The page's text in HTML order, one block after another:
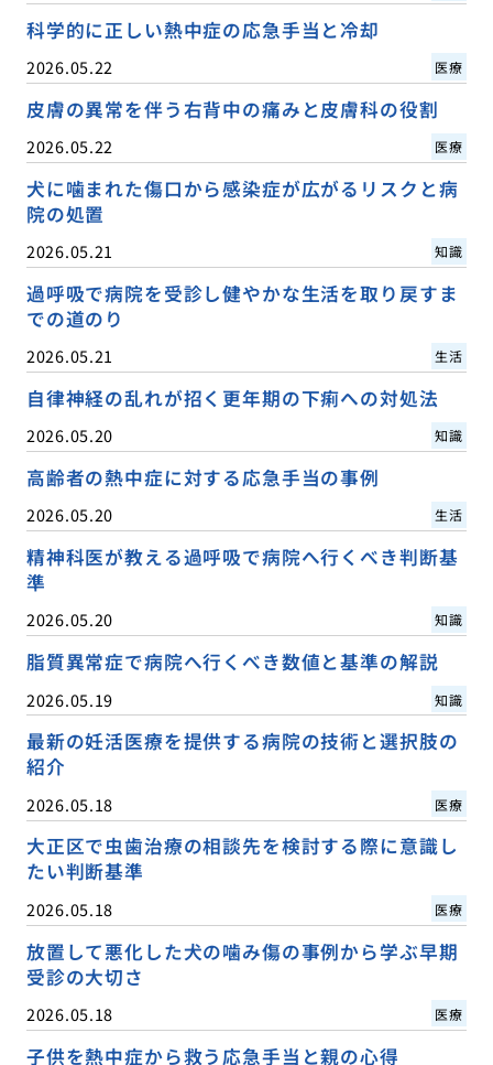
科学的に正しい熱中症の応急手当と冷却
2026.05.22 医療
皮膚の異常を伴う右背中の痛みと皮膚科の役割
2026.05.22 医療
犬に噛まれた傷口から感染症が広がるリスクと病
院の処置
2026.05.21 知識
過呼吸で病院を受診し健やかな生活を取り戻すま
での道のり
2026.05.21 生活
自律神経の乱れが招く更年期の下痢への対処法
2026.05.20 知識
高齢者の熱中症に対する応急手当の事例
2026.05.20 生活
精神科医が教える過呼吸で病院へ行くべき判断基
準
2026.05.20 知識
脂質異常症で病院へ行くべき数値と基準の解説
2026.05.19 知識
最新の妊活医療を提供する病院の技術と選択肢の
紹介
2026.05.18 医療
大正区で虫歯治療の相談先を検討する際に意識し
たい判断基準
2026.05.18 医療
放置して悪化した犬の噛み傷の事例から学ぶ早期
受診の大切さ
2026.05.18 医療
子供を熱中症から救う応急手当と親の心得